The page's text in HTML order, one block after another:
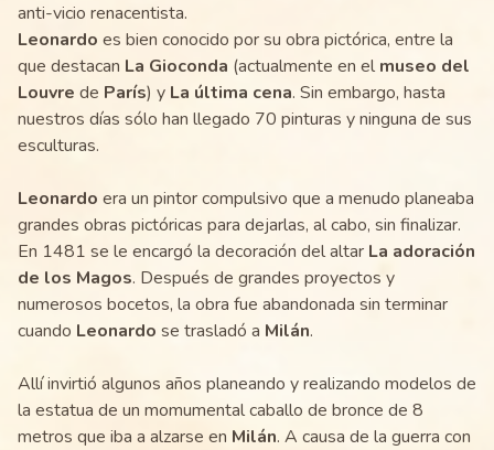
anti-vicio renacentista.
Leonardo es bien conocido por su obra pictórica, entre la
que destacan La Gioconda (actualmente en el museo del
Louvre de París) y La última cena. Sin embargo, hasta
nuestros días sólo han llegado 70 pinturas y ninguna de sus
esculturas.
Leonardo era un pintor compulsivo que a menudo planeaba
grandes obras pictóricas para dejarlas, al cabo, sin finalizar.
En 1481 se le encargó la decoración del altar La adoración
de los Magos. Después de grandes proyectos y
numerosos bocetos, la obra fue abandonada sin terminar
cuando Leonardo se trasladó a Milán.
Allí invirtió algunos años planeando y realizando modelos de
la estatua de un momumental caballo de bronce de 8
metros que iba a alzarse en Milán. A causa de la guerra con